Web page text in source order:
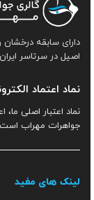
دارای سابقه درخشان
اصیل در سرتاسر
نماد اعتماد
نماد اعتبار اصلی
جواهرات مهراب است
لینک های مفید